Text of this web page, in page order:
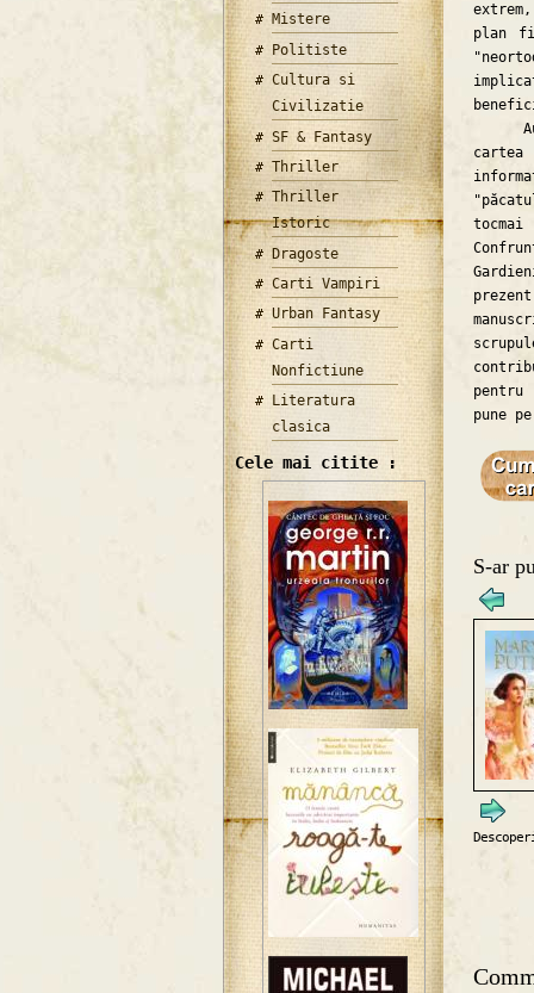
Mistere
Politiste
Cultura si
Civilizatie
SF & Fantasy
Thriller
Thriller
Istoric
Dragoste
Carti Vampiri
Urban Fantasy
Carti
Nonfictiune
Literatura
clasica
Cele mai citite :
plan
pune
S-ar